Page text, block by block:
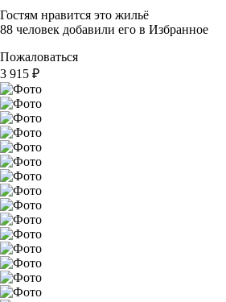
Гостям нравится это жильё
88 человек добавили его в Избранное
Пожаловаться
3 915 ₽